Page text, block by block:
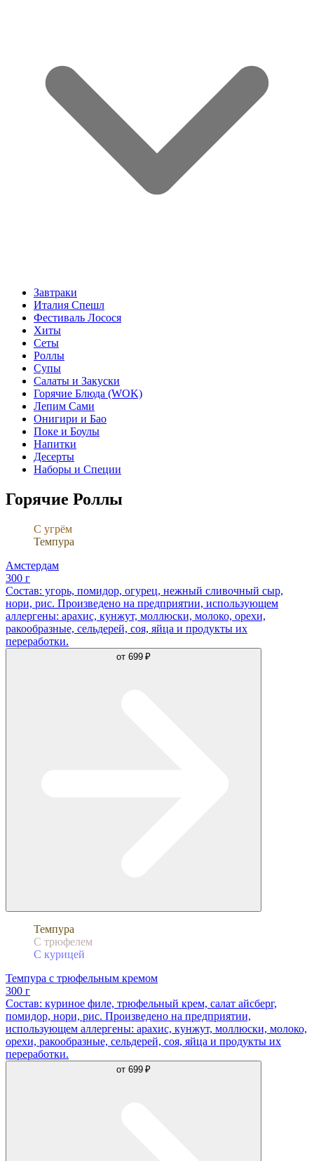
Завтраки
Италия Спешл
Фестиваль Лосося
Хиты
Сеты
Роллы
Супы
Салаты и Закуски
Горячие Блюда (WOK)
Лепим Сами
Онигири и Бао
Поке и Боулы
Напитки
Десерты
Наборы и Специи
Горячие Роллы
С угрём
Темпура
Амстердам
300 г
Состав: угорь, помидор, огурец, нежный сливочный сыр,
нори, рис. Произведено на предприятии, использующем
аллергены: арахис, кунжут, моллюски, молоко, орехи,
ракообразные, сельдерей, соя, яйца и продукты их
переработки.
от 699 ₽
Темпура
С трюфелем
С курицей
Темпура с трюфельным кремом
300 г
Состав: куриное филе, трюфельный крем, салат айсберг,
помидор, нори, рис. Произведено на предприятии,
использующем аллергены: арахис, кунжут, моллюски, молоко,
орехи, ракообразные, сельдерей, соя, яйца и продукты их
переработки.
от 699 ₽